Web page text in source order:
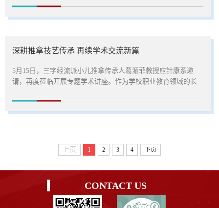
针对性开展岗位技能与职业素养培养，助力学生实现从校园到
职场无缝衔接。为匹配不同就业方向，三个订单班采用差异化
店运营管理、客...
深耕推拿技艺传承 再续学术交流新篇
5月15日，三字经流派小儿推拿传承人葛湄菲教授应针康系邀
请，再度莅临开展专题学术讲座。作为学校职业教育领域的长
备受师生信赖与期待，活动现场秩序井然，师生以饱满的专业
热忱迎接此次学术交流。讲座中，葛湄菲以三字经流派诊疗特
普宣教、疾病中绿色治疗、...
上页 1 2 3 4 下页
CONTACT US